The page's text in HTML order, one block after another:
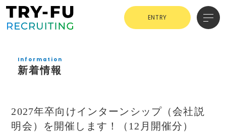
ENTRY
Information
新着情報
2027年卒向けインターンシップ（会社説
明会）を開催します！（12月開催分）